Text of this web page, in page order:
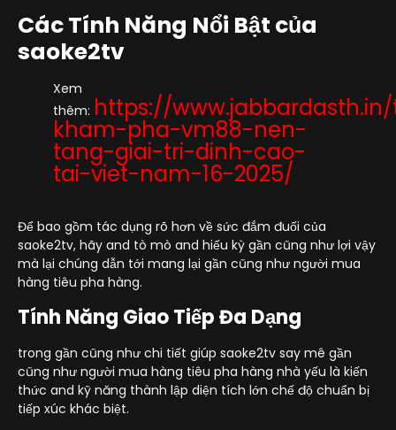
Các Tính Năng Nổi Bật của
saoke2tv
Xem
thêm: https://
kham-pha-vm88-nen-
tang-giai-tri-dinh-cao-
tai-viet-nam-16-2025/
Để bao gồm tác dụng rõ hơn về sức đắm đuối của
saoke2tv, hãy and tò mò and hiếu kỳ gần cũng như lợi vậy
mà lại chúng dẫn tới mang lại gần cũng như người mua
hàng tiêu pha hàng.
Tính Năng Giao Tiếp Đa Dạng
trong gần cũng như chi tiết giúp saoke2tv say mê gần
cũng như người mua hàng tiêu pha hàng nhà yếu là kiến
thức and kỹ năng thành lập diện tích lớn chế độ chuẩn bị
tiếp xúc khác biệt.